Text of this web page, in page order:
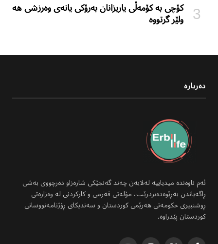
کۆچی بە کۆمەڵی یاریزانان بەرۆکی یانەی وەرزشی هە
ولێر گرتووە
دەربارە
ئەم ناوەندە میدیاییە لەلایەن چەند گەنجێکی شارەزاو دەرچووی بەشی
ڕاگەیاندن بەڕێوەدەبردرێت، مۆلەتی فەرمی و کارکردنی لە وەزارەتی
ڕوشنبیری حکومەتی هەرێمی کوردستان و سەندیکای ڕۆژنامەنووسانی
کوردستان پێدراوە.